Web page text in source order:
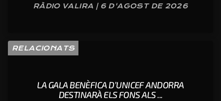
RÀDIO VALIRA | 6 D'AGOST DE 2026
RELACIONATS
LA GALA BENÈFICA D’UNICEF ANDORRA
DESTINARÀ ELS FONS ALS ...